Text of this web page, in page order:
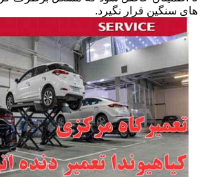
های سنگین قرار نگیرد.